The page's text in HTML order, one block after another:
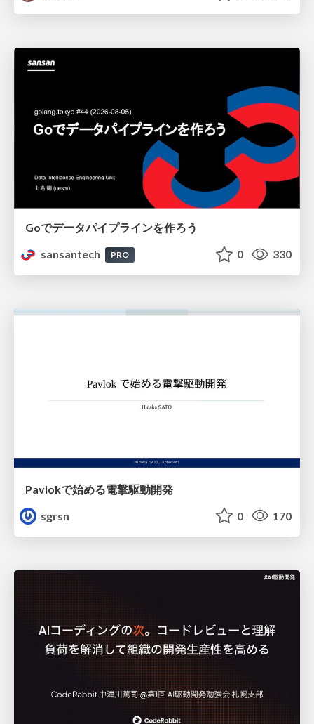
Goでデータパイプラインを作ろう
sansantech
PRO 0 330
Pavlokで始める電撃駆動開発
sgrsn
0 170